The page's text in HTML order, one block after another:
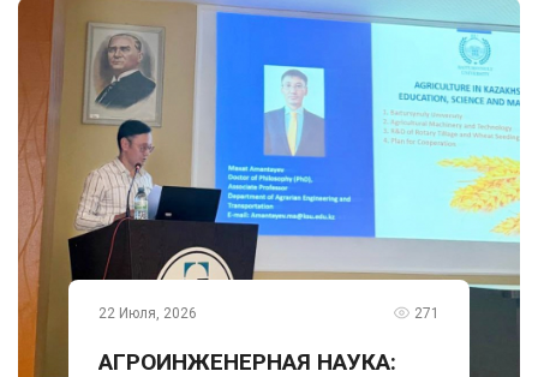
22 Июля, 2026 271
АГРОИНЖЕНЕРНАЯ НАУКА: